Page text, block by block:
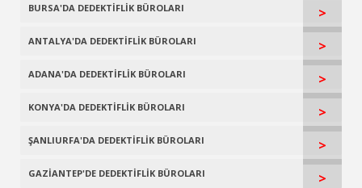
BURSA'DA DEDEKTİFLİK BÜROLARI >
ANTALYA'DA DEDEKTİFLİK BÜROLARI >
ADANA'DA DEDEKTİFLİK BÜROLARI >
KONYA'DA DEDEKTİFLİK BÜROLARI >
ŞANLIURFA'DA DEDEKTİFLİK BÜROLARI >
GAZİANTEP'DE DEDEKTİFLİK BÜROLARI >